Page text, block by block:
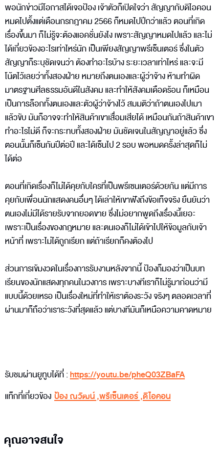
พอนักข่าวมีโอกาสได้เจอป้อง เจ้าตัวก็เปิดใจว่า สัญญากับดิไอคอน
หมดไปตั้งแต่เดือนกรกฎาคม 2566 ก็หมดไปปีกว่าแล้ว ตอนที่เกิด
เรื่องขึ้นมา ก็ไม่รู้จะต้องแอคชั่นยังไง เพราะสัญญาหมดไปแล้ว และไม่
ได้เกี่ยวข้องอะไรเท่าไหร่นัก เป็นเพียงสัญญาพรีเซ็นเตอร์ ซึ่งในตัว
สัญญาก็ระบุชัดเจนว่า ต้องทำอะไรบ้าง ระยะเวลาเท่าไหร่ และจะมี
โน้ตไว้เลยว่าทั้งสองฝ่าย หมายถึงตนเองและผู้ว่าจ้าง ห้ามทำผิด
มาตรฐานศีลธรรมอันดีในสังคม และทำให้สังคมเดือดร้อน ก็เหมือน
เป็นการล็อกทั้งตนเองและตัวผู้ว่าจ้างไว้ สมมติว่าถ้าตนเองไปเมา
แล้วขับ มันก็อาจจะทำให้สินค้าเขาเสื่อมเสียได้ เหมือนกันถ้าสินค้าเขา
ทำอะไรไม่ดี ก็จะกระทบทั้งสองฝ่าย มันชัดเจนในสัญญาอยู่แล้ว ซึ่ง
ตอนนั้นก็เซ็นกันปีต่อปี และได้เซ็นไป 2 รอบ พอหมดครั้งล่าสุดก็ไม่
ได้ต่อ
ตอนที่เกิดเรื่องก็ไม่ได้คุยกับใครที่เป็นพรีเซนเตอร์ด้วยกัน แต่มีการ
คุยกับเพื่อนนักแสดงคนอื่นๆ ได้เล่าให้เขาฟังถึงข้อเท็จจริง ยืนยันว่า
ตนเองไม่มีได้รายรับจากยอดขาย ซึ่งไม่อยากพูดถึงเรื่องนี้เยอะ
เพราะเป็นเรื่องของกฎหมาย และตนเองก็ไม่ได้เข้าไปให้ข้อมูลกับเจ้า
หน้าที่ เพราะไม่ได้ถูกเรียก แต่ถ้าเรียกก็คงต้องไป
ส่วนการเข้มงวดในเรื่องการรับงานหลังจากนี้ ป้องก็มองว่าเป็นบท
เรียนของนักแสดงทุกคนในวงการ เพราะบางทีเราก็ไม่รู้มาก่อนว่ามี
แบบนี้ด้วยเหรอ เป็นเรื่องใหม่ที่ทำให้เราต้องระวัง จริงๆ ตลอดเวลาที่
ผ่านมาก็ถือว่าเราระวังที่สุดแล้ว แต่บางทีมันก็เหนือความคาดหมาย
รับชมผ่านยูทูบได้ที่ :https://youtu.be/pheQ03ZBaFA
แท็กที่เกี่ยวข้อง ป้อง ณวัฒน์,พรีเซ็นเตอร์,ดิไอคอน
คุณอาจสนใจ